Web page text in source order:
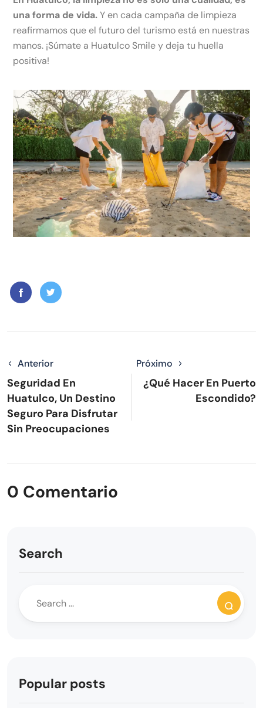
una forma de vida.Y en cada campaña de limpieza
reafirmamos que el futuro del turismo está en nuestras
manos. ¡Súmate a Huatulco Smile y deja tu huella
positiva!
Anterior
Seguridad En
Huatulco, Un Destino
Seguro Para Disfrutar
Sin Preocupaciones
Próximo
¿Qué Hacer En Puerto
Escondido?
0 Comentario
Search
Popular posts